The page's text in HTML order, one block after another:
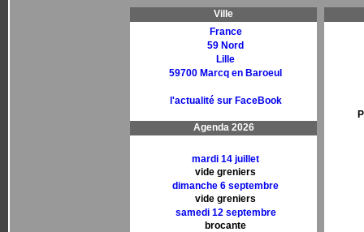
Ville
France
59 Nord
Lille
59700 Marcq en Baroeul
l'actualité sur FaceBook
Agenda 2026
mardi 14 juillet
vide greniers
dimanche 6 septembre
vide greniers
samedi 12 septembre
brocante